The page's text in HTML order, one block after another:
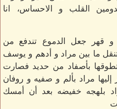
القلب و الاحساس، انا
و قهر جعل الدموع تندفع من
ما بين مراد و أدهم و يوسف
بأصفاد من حديد فصارت
مراد بألم و صفيه و روفان
بلهجه خفيضه بعد أن أمسك